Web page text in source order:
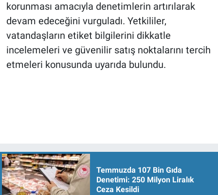
korunması amacıyla denetimlerin artırılarak
devam edeceğini vurguladı. Yetkililer,
vatandaşların etiket bilgilerini dikkatle
incelemeleri ve güvenilir satış noktalarını tercih
etmeleri konusunda uyarıda bulundu.
Temmuzda 107 Bin Gıda
Denetimi: 250 Milyon Liralık
Ceza Kesildi